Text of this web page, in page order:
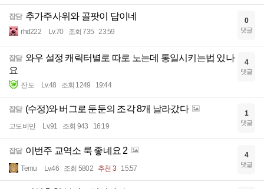
잡담 추가주사위와 골팟이 답이네
rhd222 Lv.70 조회 735 23:59
0
댓글
잡담 와우 설정 캐릭터별로 따로 노는데 통일시키는법 있나
요
잔도 Lv.48 조회 1249 19:44
4
댓글
잡담 (수정)와 버그로 둔둔의 조각 8개 날라갔다
고도비만 Lv.91 조회 943 16:19
1
댓글
잡담 이번주 교역소 룩 좋네요 2
Temu Lv.46 조회 5802 추천 3 15:57
4
댓글